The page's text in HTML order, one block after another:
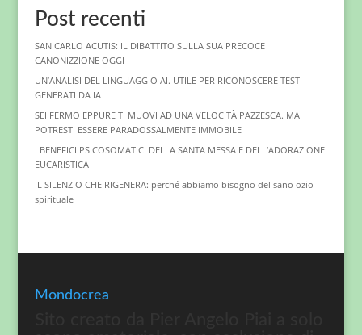
Post recenti
SAN CARLO ACUTIS: IL DIBATTITO SULLA SUA PRECOCE
CANONIZZIONE OGGI
UN’ANALISI DEL LINGUAGGIO AI. UTILE PER RICONOSCERE TESTI
GENERATI DA IA
SEI FERMO EPPURE TI MUOVI AD UNA VELOCITÀ PAZZESCA. MA
POTRESTI ESSERE PARADOSSALMENTE IMMOBILE
I BENEFICI PSICOSOMATICI DELLA SANTA MESSA E DELL’ADORAZIONE
EUCARISTICA
IL SILENZIO CHE RIGENERA: perché abbiamo bisogno del sano ozio
spirituale
Mondocrea